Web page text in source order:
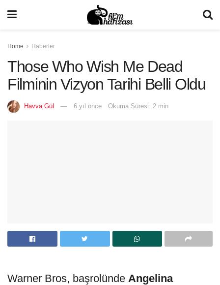
Home Haberler
Those Who Wish Me Dead
Filminin Vizyon Tarihi Belli Oldu
Havva Gül 6 yıl önce Okuma Süresi: 2 min
Warner Bros, başrolünde Angelina